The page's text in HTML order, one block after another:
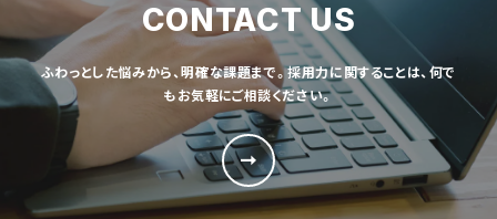
CONTACT US
ふわっとした悩みから、明確な課題まで。採用力に関することは、何で
もお気軽にご相談ください。